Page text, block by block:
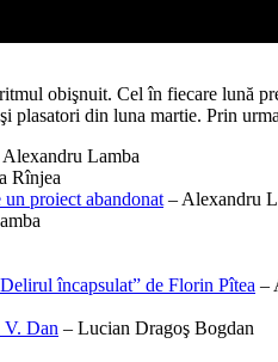
obişnuit. Cel în fiecare lună
plasatori din luna martie. Prin
Alexandru Lamba
Rînjea
proiect abandonat – Alexandru
încapsulat” de Florin Pîtea –
V. Dan – Lucian Dragoş Bogdan